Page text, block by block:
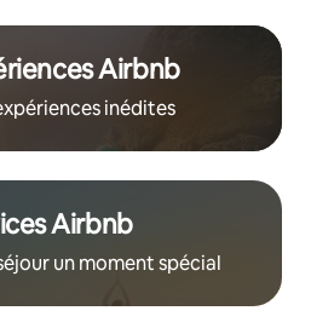
Airbnb
inédites
Airbnb
un moment spécial